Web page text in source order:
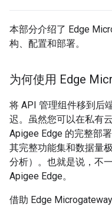
本部分介绍了 Edge
构、配置和部署。
为何使用 Edge
将 API 管理组件移到后
迟。虽然您可以在私有
Apigee Edge 的完整部
其完整功能集和数据量
分析）。也就是说，不
Apigee Edge。
借助 Edge